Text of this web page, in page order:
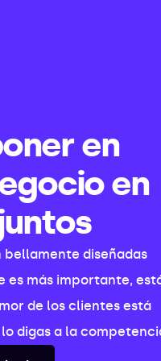
en
en
bellamente diseñadas
es más importante,
de los clientes está
digas a la